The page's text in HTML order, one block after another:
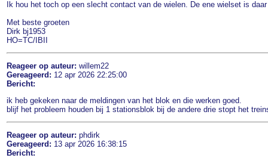
Ik hou het toch op een slecht contact van de wielen. De ene wielset is
Met beste groeten
Dirk bj1953
HO=TC/IBII
Reageer op auteur: willem22
Gereageerd: 12 apr 2026 22:25:00
Bericht:
ik heb gekeken naar de meldingen van het blok en die werken goed.
blijf het probleem houden bij 1 stationsblok bij de andere drie stopt het
Reageer op auteur: phdirk
Gereageerd: 13 apr 2026 16:38:15
Bericht: